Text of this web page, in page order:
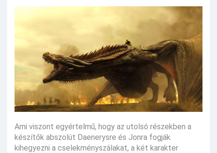
Ami viszont egyértelmű, hogy az utolsó részekben a
készítők abszolút Daenerysre és Jonra fogják
kihegyezni a cselekményszálakat, a két karakter